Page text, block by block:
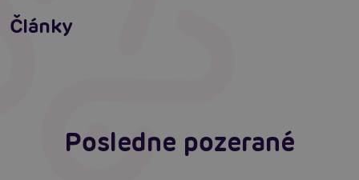
Články
Príprava na análny sex: Tipy krok za krokom
Čítať viacej
Erotická inteligencia: Príručka Sexiómov
Posledne pozerané